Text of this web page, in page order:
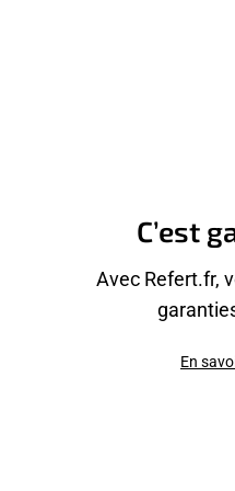
C’est
Avec Refert.fr,
En